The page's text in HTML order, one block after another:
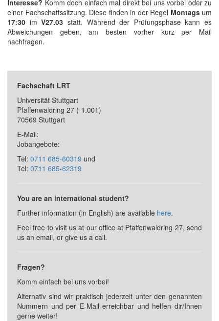
Interesse? Komm doch einfach mal direkt bei uns vorbei oder zu
einer Fachschaftssitzung. Diese finden in der Regel Montagsum
17:30 imV27.03 statt. Während der Prüfungsphase kann es
Abweichungen geben, am besten vorher kurz per Mail
nachfragen.
Fachschaft LRT
Universität Stuttgart
Pfaffenwaldring 27 (-1.001)
70569 Stuttgart
E-Mail:
Jobangebote:
Tel: 0711 685-60319 und
Tel: 0711 685-62319
You are an international student?
Further information (in English) are available here.
Feel free to visit us at our office at Pfaffenwaldring 27, send
us an email, or give us a call.
Fragen?
Komm einfach bei uns vorbei!
Alternativ sind wir praktisch jederzeit unter den genannten
Nummern und per E-Mail erreichbar und helfen dir/Ihnen
gerne weiter!